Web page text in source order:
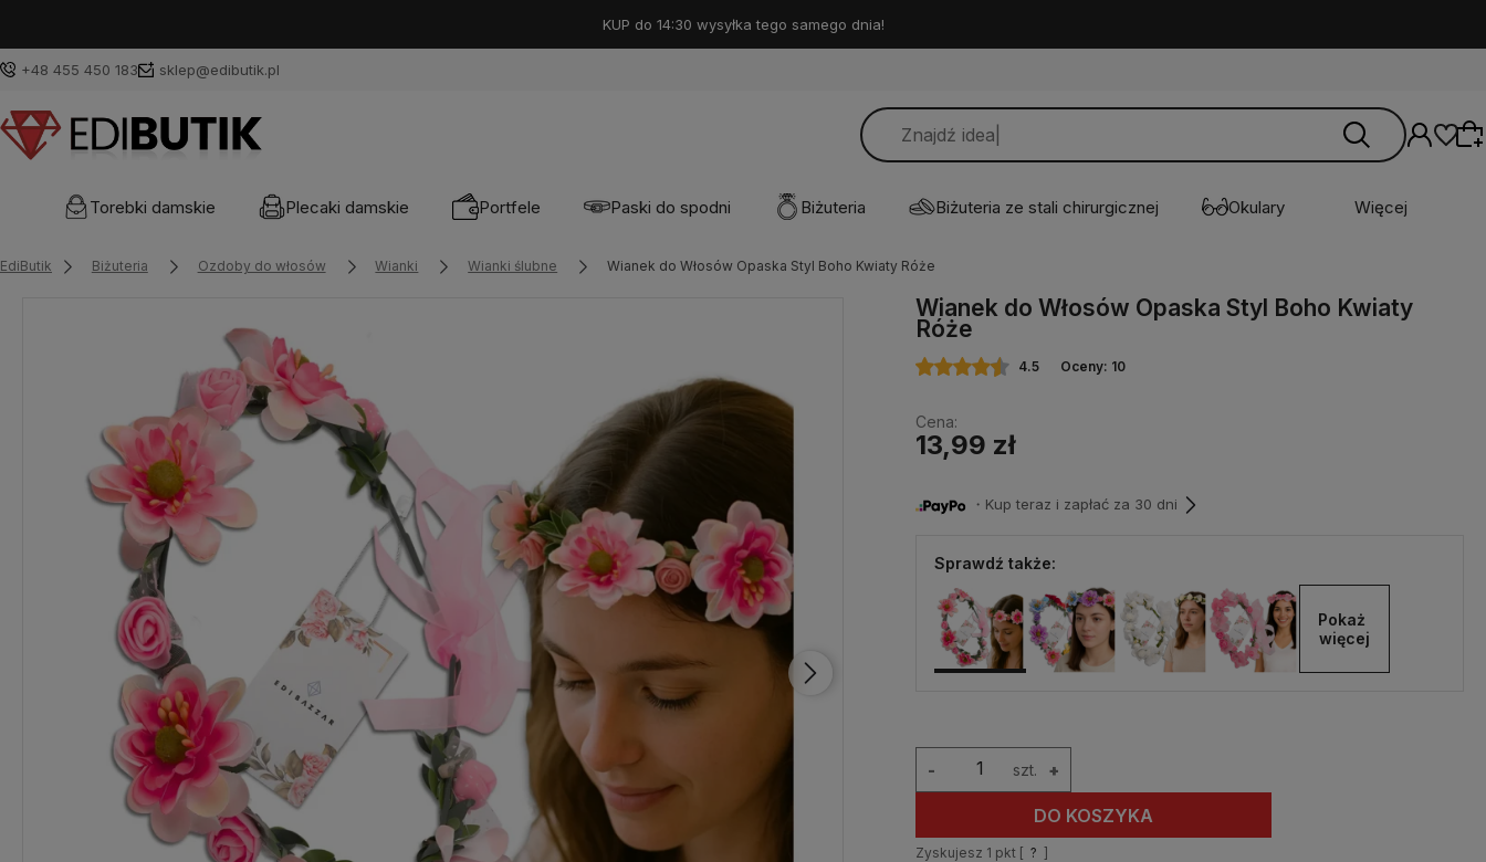
KUP do 14:30 wysyłka tego samego dnia!
+48 455 450 183 sklep@edibutik.pl
Wybierz coś dla siebie z naszej aktualnej
Torebki damskie Plecaki damskie Portfele Paski do spodni Biżuteria Biżuteria ze stali chirurgicznej Okulary Więcej
EdiButik Biżuteria Ozdoby do włosów Wianki Wianki ślubne Wianek do Włosów Opaska Styl Boho Kwiaty Róże
Wianek do Włosów Opaska Styl Boho Kwiaty
Róże
4.5 Oceny: 10
Cena:
13,99 zł
・Kup teraz i zapłać za 30 dni
Sprawdź także:
Pokaż
więcej
szt. +
-
DO KOSZYKA
Zyskujesz 1 pkt [ ? ]